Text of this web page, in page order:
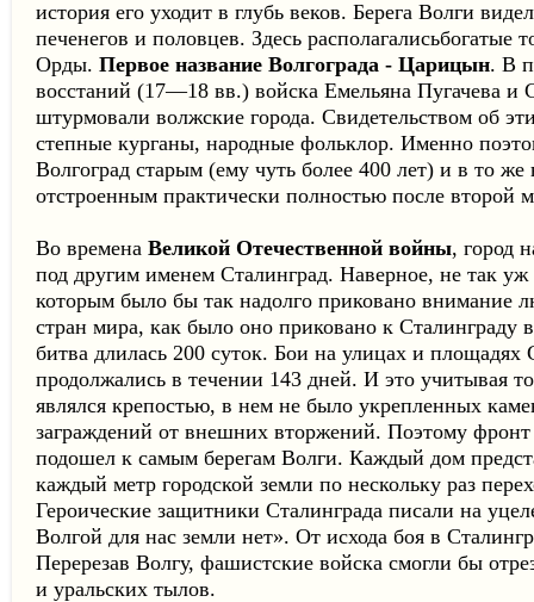
история его уходит в глубь веков. Берега Волги
печенегов и половцев. Здесь располагалисьбогатые
Орды. Первое название Волгограда - Царицын. В
восстаний (17—18 вв.) войска Емельяна Пугачева и
штурмовали волжские города. Свидетельством об
степные курганы, народные фольклор. Именно
Волгоград старым (ему чуть более 400 лет) и в то
отстроенным практически полностью после второй
Во времена Великой Отечественной войны, город
под другим именем Сталинград. Наверное, не так уж
которым было бы так надолго приковано внимание
стран мира, как было оно приковано к Сталинграду
битва длилась 200 суток. Бои на улицах и площадях
продолжались в течении 143 дней. И это учитывая
являлся крепостью, в нем не было укрепленных
заграждений от внешних вторжений. Поэтому
подошел к самым берегам Волги. Каждый дом
каждый метр городской земли по нескольку раз
Героические защитники Сталинграда писали на
Волгой для нас земли нет». От исхода боя в
Перерезав Волгу, фашистские войска смогли бы
и уральских тылов.